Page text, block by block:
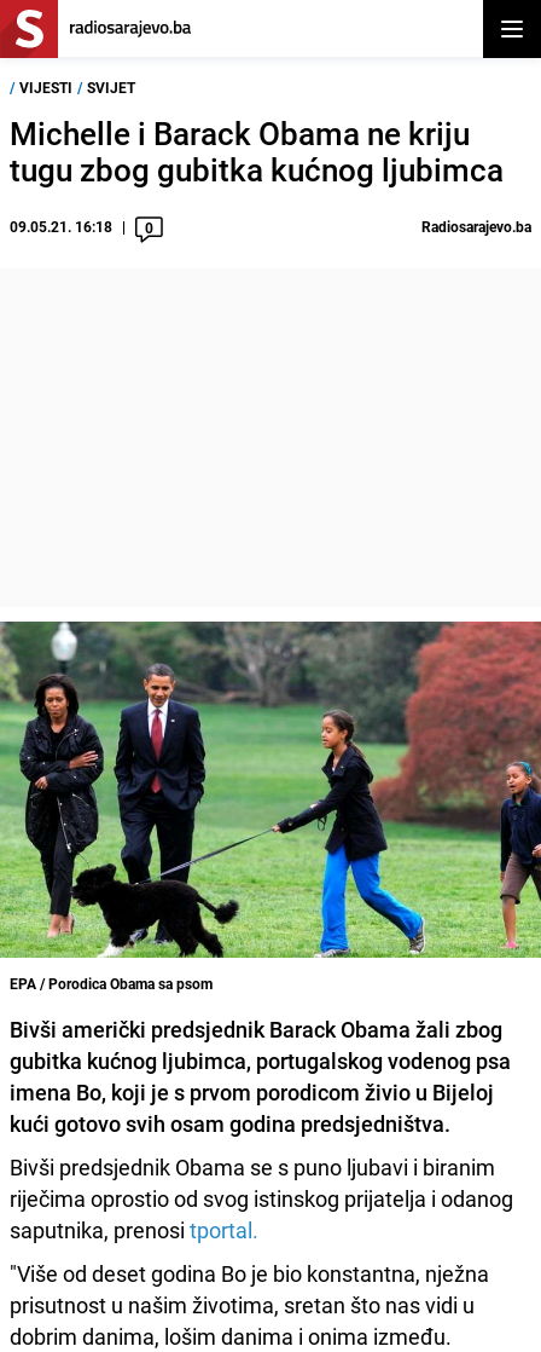
/ VIJESTI / SVIJET
Michelle i Barack Obama ne kriju
tugu zbog gubitka kućnog ljubimca
09.05.21. 16:18 0 Radiosarajevo.ba
EPA / Porodica Obama sa psom
Bivši američki predsjednik Barack Obama žali zbog
gubitka kućnog ljubimca, portugalskog vodenog psa
imena Bo, koji je s prvom porodicom živio u Bijeloj
kući gotovo svih osam godina predsjedništva.
Bivši predsjednik Obama se s puno ljubavi i biranim
riječima oprostio od svog istinskog prijatelja i odanog
saputnika, prenosi tportal.
"Više od deset godina Bo je bio konstantna, nježna
prisutnost u našim životima, sretan što nas vidi u
dobrim danima, lošim danima i onima između.